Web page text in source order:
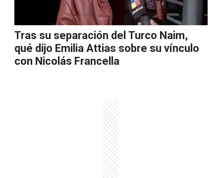
Tras su separación del Turco Naim,
qué dijo Emilia Attias sobre su vínculo
con Nicolás Francella